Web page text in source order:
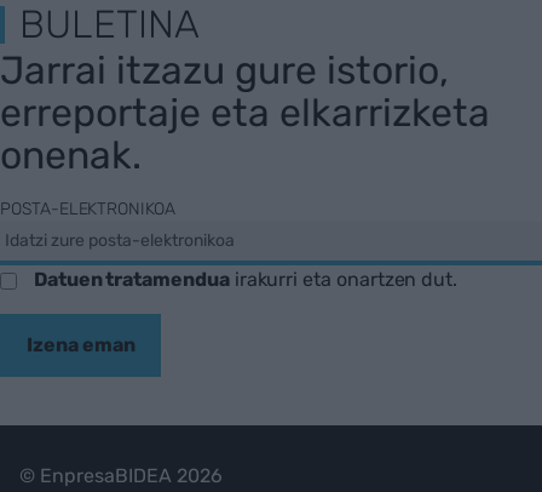
BULETINA
Jarrai itzazu gure istorio,
erreportaje eta elkarrizketa
onenak.
POSTA-ELEKTRONIKOA
Datuen tratamenduairakurri eta onartzen dut.
Izena eman
© EnpresaBIDEA 2026